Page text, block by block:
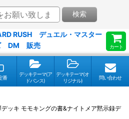
カート
検索
番
デッキテーマ(ア
ドバンス)
デッキテーマ(オ
リジナル)
問い合わせ
ッキ モモキングの書&ナイトメア黙示録デ